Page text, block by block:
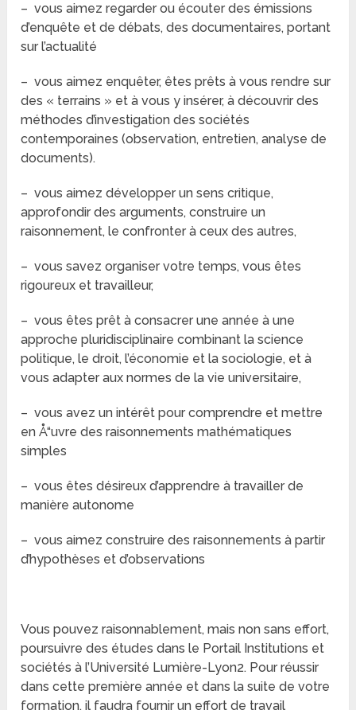
– vous aimez regarder ou écouter des émissions
d’enquête et de débats, des documentaires, portant
sur l’actualité
– vous aimez enquêter, êtes prêts à vous rendre sur
des « terrains » et à vous y insérer, à découvrir des
méthodes d’investigation des sociétés
contemporaines (observation, entretien, analyse de
documents).
– vous aimez développer un sens critique,
approfondir des arguments, construire un
raisonnement, le confronter à ceux des autres,
– vous savez organiser votre temps, vous êtes
rigoureux et travailleur,
– vous êtes prêt à consacrer une année à une
approche pluridisciplinaire combinant la science
politique, le droit, l’économie et la sociologie, et à
vous adapter aux normes de la vie universitaire,
– vous avez un intérêt pour comprendre et mettre
en Å“uvre des raisonnements mathématiques
simples
– vous êtes désireux d’apprendre à travailler de
manière autonome
– vous aimez construire des raisonnements à partir
d’hypothèses et d’observations
Vous pouvez raisonnablement, mais non sans effort,
poursuivre des études dans le Portail Institutions et
sociétés à l’Université Lumière-Lyon2. Pour réussir
dans cette première année et dans la suite de votre
formation, il faudra fournir un effort de travail